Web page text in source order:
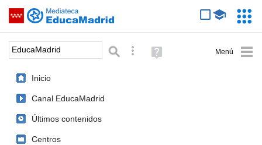
Saltar navegación
Palabra o frase: Búsqueda avanzada
Ayuda
(en
Inicio
Canal EducaMadrid
Últimos contenidos
Centros